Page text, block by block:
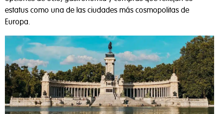
estatus como una de las ciudades más cosmopolitas de
Europa.